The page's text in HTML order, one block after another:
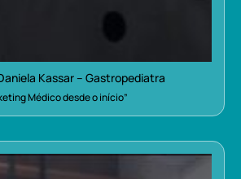
Kassar – Gastropediatra
Médico desde o início”